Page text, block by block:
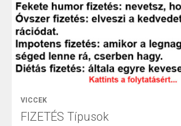
VICCEK
FIZETÉS Típusok